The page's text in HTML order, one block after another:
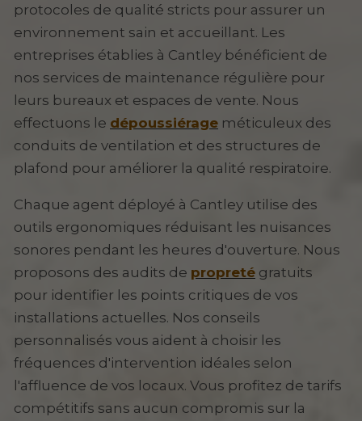
protocoles de qualité stricts pour assurer un
environnement sain et accueillant. Les
entreprises établies à Cantley bénéficient de
nos services de maintenance régulière pour
leurs bureaux et espaces de vente. Nous
effectuons le dépoussiérage méticuleux des
conduits de ventilation et des structures de
plafond pour améliorer la qualité respiratoire.
Chaque agent déployé à Cantley utilise des
outils ergonomiques réduisant les nuisances
sonores pendant les heures d'ouverture. Nous
proposons des audits de propreté gratuits
pour identifier les points critiques de vos
installations actuelles. Nos conseils
personnalisés vous aident à choisir les
fréquences d'intervention idéales selon
l'affluence de vos locaux. Vous profitez de tarifs
compétitifs sans aucun compromis sur la